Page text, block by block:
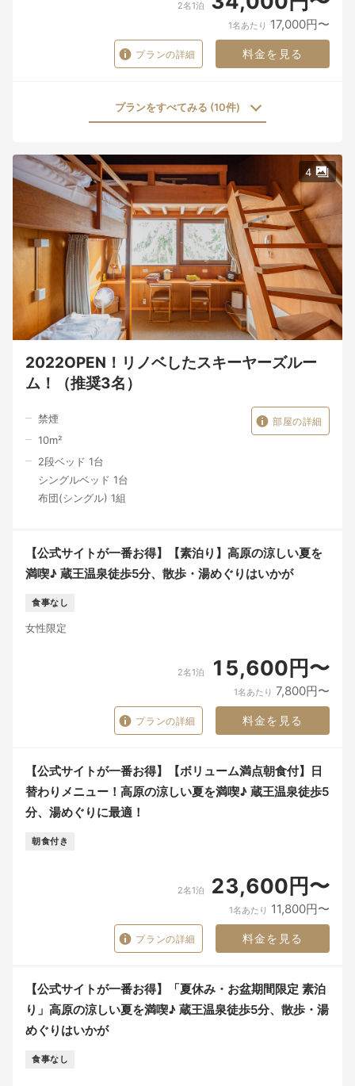
2名1泊
1名あたり 17,000円〜
プランの詳細 料金を見る
プランをすべてみる (10件)
4
2022OPEN！リノベしたスキーヤーズルー
ム！（推奨3名）
禁煙
10m²
2段ベッド 1台
シングルベッド 1台
布団(シングル) 1組
部屋の詳細
【公式サイトが一番お得】【素泊り】高原の涼しい夏を
満喫♪ 蔵王温泉徒歩5分、散歩・湯めぐりはいかが
食事なし
女性限定
2名1泊 15,600円〜
1名あたり 7,800円〜
プランの詳細 料金を見る
【公式サイトが一番お得】【ボリューム満点朝食付】日
替わりメニュー！高原の涼しい夏を満喫♪ 蔵王温泉徒歩5
分、湯めぐりに最適！
朝食付き
2名1泊 23,600円〜
1名あたり 11,800円〜
プランの詳細 料金を見る
【公式サイトが一番お得】「夏休み・お盆期間限定 素泊
り」高原の涼しい夏を満喫♪ 蔵王温泉徒歩5分、散歩・湯
めぐりはいかが
食事なし